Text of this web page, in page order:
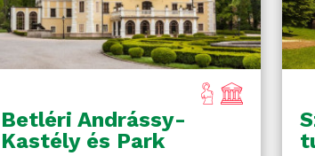
Betléri Andrássy-
Kastély és Park